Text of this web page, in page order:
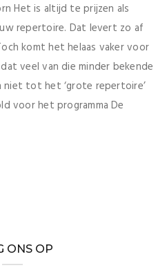
Het is altijd te prijzen als
repertoire. Dat levert zo af
komt het helaas vaker voor
veel van die minder bekende
niet tot het ‘grote repertoire’
voor het programma De
ONS OP